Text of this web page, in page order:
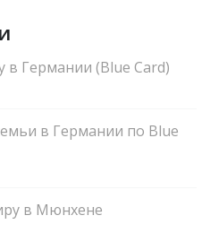
в Германии (Blue Card)
в Германии по Blue
в Мюнхене